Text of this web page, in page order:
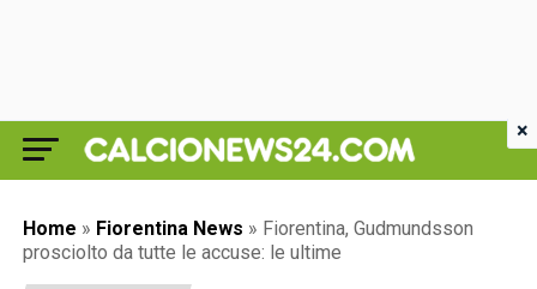
Home » Fiorentina News » Fiorentina, Gudmundsson
prosciolto da tutte le accuse: le ultime
×